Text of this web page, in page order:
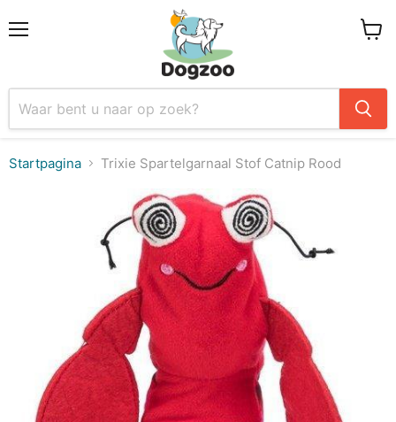
Startpagina Trixie Spartelgarnaal Stof Catnip Rood